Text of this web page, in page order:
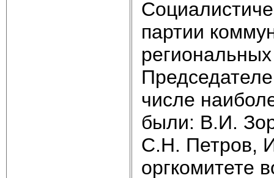
партии
числе
были: В.И.
С.Н. Петров,
оргкомитете